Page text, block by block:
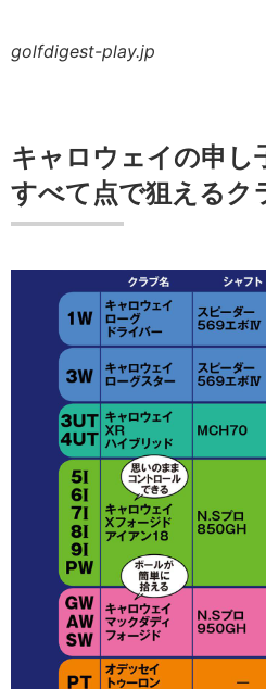
golfdigest-play.jp
キャロウェイの申し
すべて点で狙えるク